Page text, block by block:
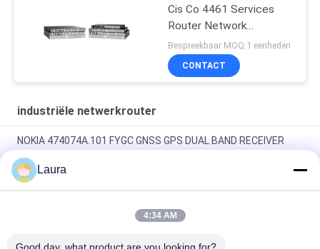
Cis Co 4461 Services
Router Network
PouterISR4461/K9
Bespreekbaar MOQ:1 eenheden
CONTACT
industriële netwerkrouter
NOKIA 474074A.101 FYGC GNSS GPS DUAL BAND RECEIVER
CR5D0EFGFM70, Huawei CloudEngine 16800 Switch-
accessoire, 24x100/1000Base-X SFP, MACsec, flexibele kaart
CR5D0SRUAI70, Huawei NetEngine 8000
Hoofdbesturingskaart, 32G geheugen/SRUA-1 TA-
Laura
4:34 AM